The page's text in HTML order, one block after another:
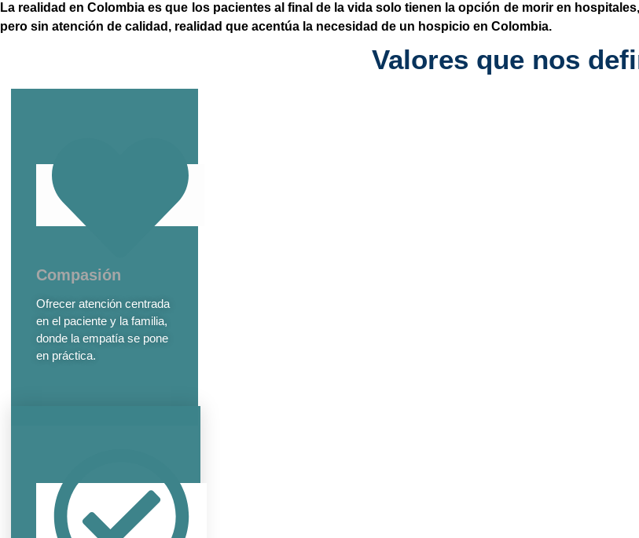
La realidad en Colombia es que los pacientes al final de la vida solo tienen la opción de morir en
pero sin atención de calidad, realidad que acentúa la necesidad de un hospicio en Colombia.
Valores que nos
Compasión
Ofrecer atención centrada
en el paciente y la familia,
donde la empatía se pone
en práctica.